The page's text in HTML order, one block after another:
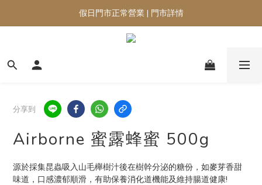
假日門市正常營業 | 門市詳情
分享到
Airborne 蜜露蜂蜜 500g
源於採集昆蟲吸入山毛櫸樹汁後在樹幹分泌的糖份，如麥芽香甜
味道，口感濃郁順滑，有助保養消化道機能及維持腸道健康!